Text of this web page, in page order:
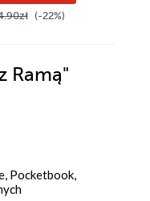
(-22%)
Ramą"
Pocketbook,